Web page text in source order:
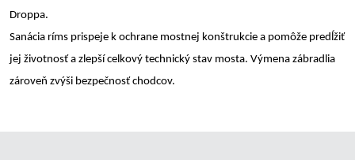
Droppa.
Sanácia ríms prispeje k ochrane mostnej konštrukcie a pomôže predĺžiť
jej životnosť a zlepší celkový technický stav mosta. Výmena zábradlia
zároveň zvýši bezpečnosť chodcov.